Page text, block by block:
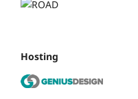
Hosting